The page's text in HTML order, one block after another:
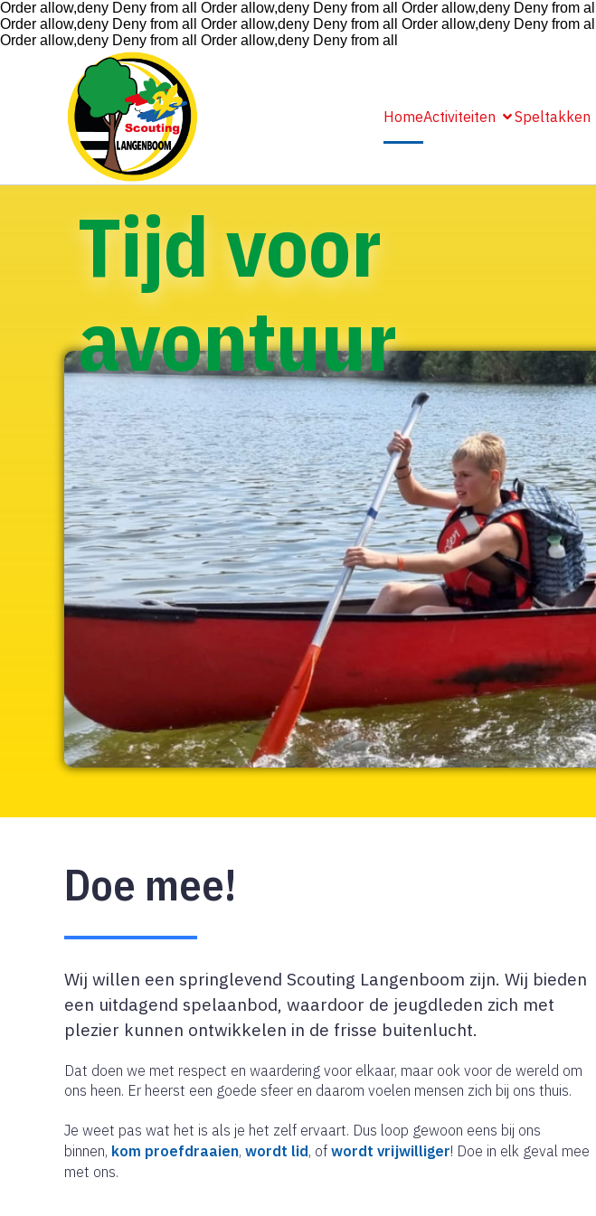
Order allow,deny Deny from all Order allow,deny Deny from all Order allow,deny Deny from all
Order allow,deny Deny from all Order allow,deny Deny from all Order allow,deny Deny from all
Order allow,deny Deny from all Order allow,deny Deny from all
HomeActiviteiten Speltakken
Tijd voor
avontuur
Doe mee!
Wij willen een springlevend Scouting Langenboom zijn. Wij bieden
een uitdagend spelaanbod, waardoor de jeugdleden zich met
plezier kunnen ontwikkelen in de frisse buitenlucht.
Dat doen we met respect en waardering voor elkaar, maar ook voor de wereld om
ons heen. Er heerst een goede sfeer en daarom voelen mensen zich bij ons thuis.
Je weet pas wat het is als je het zelf ervaart. Dus loop gewoon eens bij ons
binnen, kom proefdraaien,wordt lid, ofwordt vrijwilliger! Doe in elk geval mee
met ons.